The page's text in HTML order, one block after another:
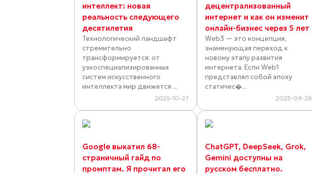
интеллект: новая
реальность следующего
десятилетия
Технологический ландшафт
стремительно
трансформируется: от
узкоспециализированных
систем искусственного
интеллекта мир движется ...
2025-10-27
децентрализованный
интернет и как он изменит
онлайн-бизнес через 5 лет
Web3 — это концепция,
знаменующая переход к
новому этапу развития
интернета. Если Web1
представлял собой эпоху
статичес�...
2025-09-26
Google выкатил 68-
страничный гайд по
промптам. Я прочитал его
ChatGPT, DeepSeek, Grok,
Gemini доступны на
русском бесплатно.